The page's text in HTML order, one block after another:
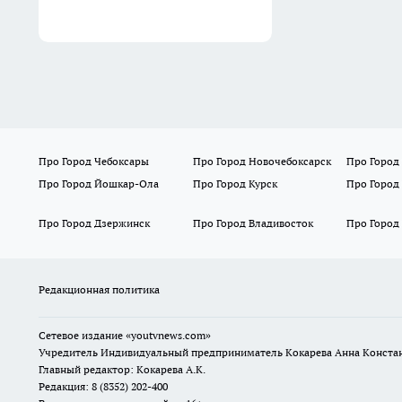
Про Город Чебоксары Про Город Новочебоксарск Про Город
Про Город Йошкар-Ола
Про Город Курск Про
Про Город Дзержинск
Про Город Владивосток Про Город
Редакционная политика
Сетевое издание «youtvnews.com»
Учредитель Индивидуальный предприниматель Кокарева Анна
Главный редактор: Кокарева А.К.
Редакция: 8 (8352) 202-400